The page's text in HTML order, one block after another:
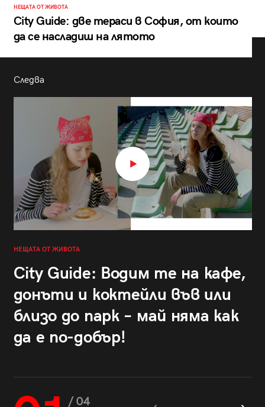
НЕЩАТА ОТ ЖИВОТА
City Guide: две тераси в София, от които
да се насладиш на лятото
Следва
НЕЩАТА ОТ ЖИВОТА
City Guide: Водим те на кафе,
донъти и коктейли във или
близо до парк – май няма как
да е по-добър!
/ 04